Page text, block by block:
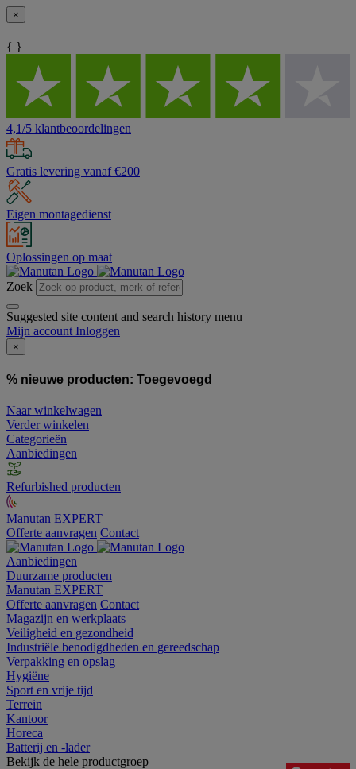
×
{ }
4,1/5 klantbeoordelingen
Gratis levering vanaf €200
Eigen montagedienst
Oplossingen op maat
Zoek
Suggested site content and search history menu
Mijn account Inloggen
×
% nieuwe producten: Toegevoegd
Naar winkelwagen
Verder winkelen
Categorieën
Aanbiedingen
Refurbished producten
Manutan EXPERT
Offerte aanvragen Contact
Aanbiedingen
Duurzame producten
Manutan EXPERT
Offerte aanvragen Contact
Magazijn en werkplaats
Veiligheid en gezondheid
Industriële benodigdheden en gereedschap
Verpakking en opslag
Hygiëne
Sport en vrije tijd
Terrein
Kantoor
Horeca
Batterij en -lader
Bekijk de hele productgroep